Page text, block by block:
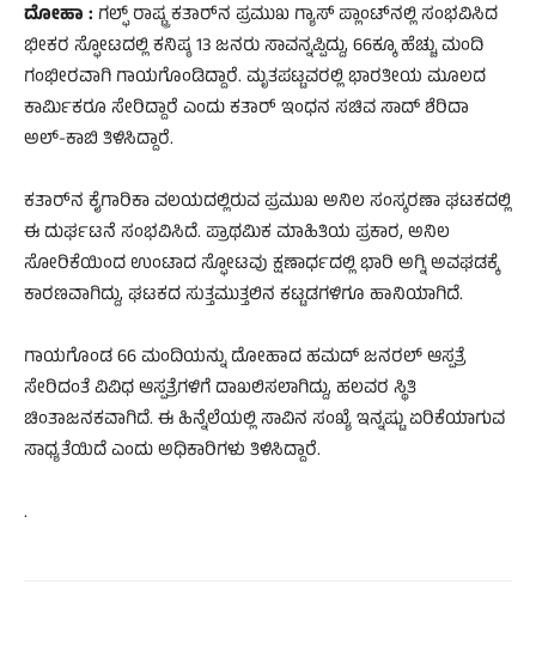
ದೋಹಾ : ಗಲ್ಫ್ ರಾಷ್ಟ್ರ ಕತಾರ್‌ನ ಪ್ರಮುಖ ಗ್ಯಾಸ್ ಪ್ಲಾಂಟ್‌ನಲ್ಲಿ ಸಂಭವಿಸಿದ
ಭೀಕರ ಸ್ಫೋಟದಲ್ಲಿ ಕನಿಷ್ಠ 13 ಜನರು ಸಾವನ್ನಪ್ಪಿದ್ದು, 66ಕ್ಕೂ ಹೆಚ್ಚು ಮಂದಿ
ಗಂಭೀರವಾಗಿ ಗಾಯಗೊಂಡಿದ್ದಾರೆ. ಮೃತಪಟ್ಟವರಲ್ಲಿ ಭಾರತೀಯ ಮೂಲದ
ಕಾರ್ಮಿಕರೂ ಸೇರಿದ್ದಾರೆ ಎಂದು ಕತಾರ್ ಇಂಧನ ಸಚಿವ ಸಾದ್ ಶೆರಿದಾ
ಅಲ್-ಕಾಬಿ ತಿಳಿಸಿದ್ದಾರೆ.
ಕತಾರ್‌ನ ಕೈಗಾರಿಕಾ ವಲಯದಲ್ಲಿರುವ ಪ್ರಮುಖ ಅನಿಲ ಸಂಸ್ಕರಣಾ ಘಟಕದಲ್ಲಿ
ಈ ದುರ್ಘಟನೆ ಸಂಭವಿಸಿದೆ. ಪ್ರಾಥಮಿಕ ಮಾಹಿತಿಯ ಪ್ರಕಾರ, ಅನಿಲ
ಸೋರಿಕೆಯಿಂದ ಉಂಟಾದ ಸ್ಫೋಟವು ಕ್ಷಣಾರ್ಧದಲ್ಲಿ ಭಾರಿ ಅಗ್ನಿ ಅವಘಡಕ್ಕೆ
ಕಾರಣವಾಗಿದ್ದು, ಘಟಕದ ಸುತ್ತಮುತ್ತಲಿನ ಕಟ್ಟಡಗಳಿಗೂ ಹಾನಿಯಾಗಿದೆ.
ಗಾಯಗೊಂಡ 66 ಮಂದಿಯನ್ನು ದೋಹಾದ ಹಮದ್ ಜನರಲ್ ಆಸ್ಪತ್ರೆ
ಸೇರಿದಂತೆ ವಿವಿಧ ಆಸ್ಪತ್ರೆಗಳಿಗೆ ದಾಖಲಿಸಲಾಗಿದ್ದು, ಹಲವರ ಸ್ಥಿತಿ
ಚಿಂತಾಜನಕವಾಗಿದೆ. ಈ ಹಿನ್ನೆಲೆಯಲ್ಲಿ ಸಾವಿನ ಸಂಖ್ಯೆ ಇನ್ನಷ್ಟು ಏರಿಕೆಯಾಗುವ
ಸಾಧ್ಯತೆಯಿದೆ ಎಂದು ಅಧಿಕಾರಿಗಳು ತಿಳಿಸಿದ್ದಾರೆ.
.